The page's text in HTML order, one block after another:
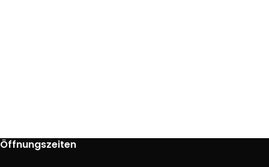
Öffnungszeiten